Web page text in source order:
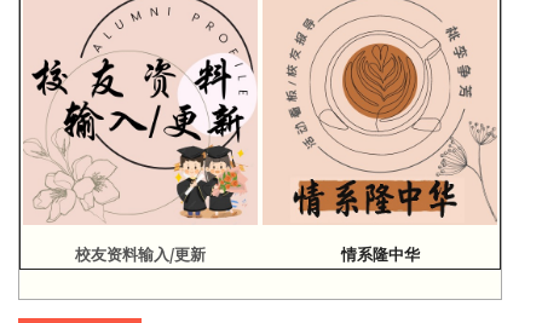
校友资料输入/更新 情系隆中华